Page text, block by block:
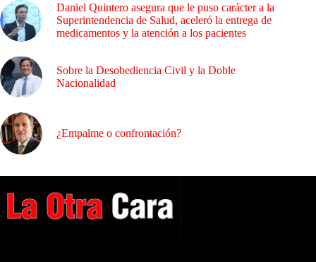
Daniel Quintero asegura que le puso carácter a la
Superintendencia de Salud, aceleró la entrega de
medicamentos y la atención a los pacientes
Sobre la Desobediencia Civil y la Doble
Nacionalidad
¿Empalme o confrontación?